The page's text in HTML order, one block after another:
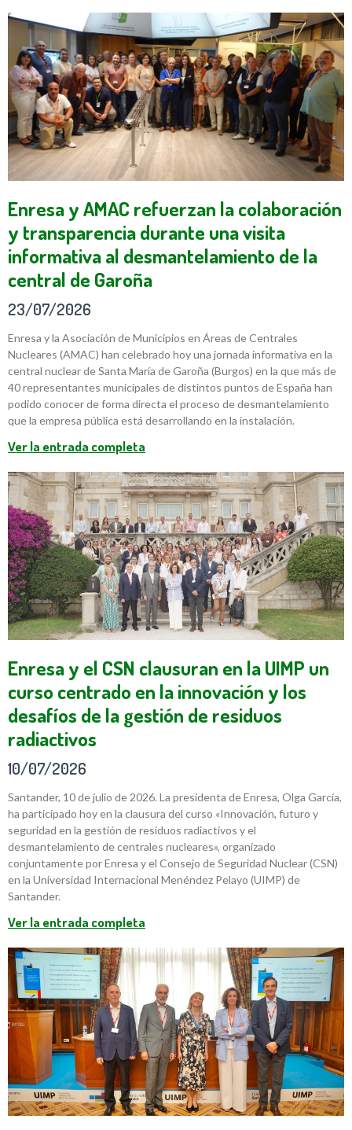
Enresa y AMAC refuerzan la colaboración
y transparencia durante una visita
informativa al desmantelamiento de la
central de Garoña
23/07/2026
Enresa y la Asociación de Municipios en Áreas de Centrales
Nucleares (AMAC) han celebrado hoy una jornada informativa en la
central nuclear de Santa María de Garoña (Burgos) en la que más de
40 representantes municipales de distintos puntos de España han
podido conocer de forma directa el proceso de desmantelamiento
que la empresa pública está desarrollando en la instalación.
Ver la entrada completa
Enresa y el CSN clausuran en la UIMP un
curso centrado en la innovación y los
desafíos de la gestión de residuos
radiactivos
10/07/2026
Santander, 10 de julio de 2026. La presidenta de Enresa, Olga García,
ha participado hoy en la clausura del curso «Innovación, futuro y
seguridad en la gestión de residuos radiactivos y el
desmantelamiento de centrales nucleares», organizado
conjuntamente por Enresa y el Consejo de Seguridad Nuclear (CSN)
en la Universidad Internacional Menéndez Pelayo (UIMP) de
Santander.
Ver la entrada completa